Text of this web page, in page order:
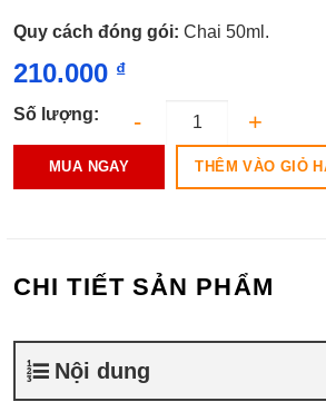
Quy cách đóng gói: Chai 50ml.
210.000 ₫
Số lượng:
MUA NGAY THÊM VÀO GIỎ
CHI TIẾT SẢN PHẨM
Nội dung